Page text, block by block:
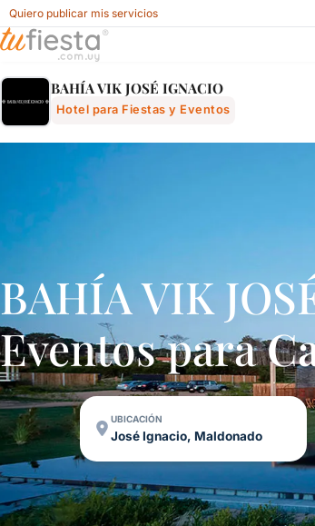
Quiero publicar mis servicios
BAHÍA VIK JOSÉ IGNACIO
Hotel para Fiestas y Eventos
BAHÍA VIK
Eventos para
UBICACIÓN
José Ignacio, Maldonado